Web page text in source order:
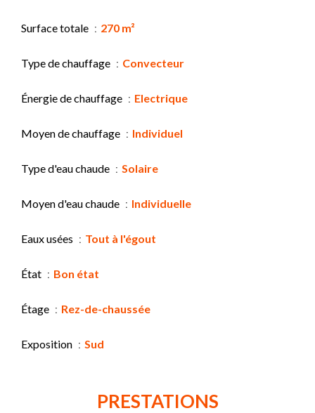
Surface totale 270 m²
Type de chauffage Convecteur
Énergie de chauffage Electrique
Moyen de chauffage Individuel
Type d'eau chaude Solaire
Moyen d'eau chaude Individuelle
Eaux usées Tout à l'égout
État Bon état
Étage Rez-de-chaussée
Exposition Sud
PRESTATIONS